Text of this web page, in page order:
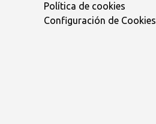
Política de cookies
Configuración de Cookies